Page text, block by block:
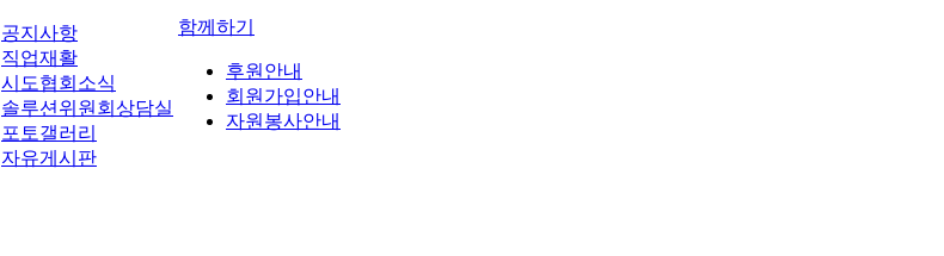
공지사항
직업재활
시도협회소식
솔루션위원회상담실
포토갤러리
자유게시판
함께하기
후원안내
회원가입안내
자원봉사안내